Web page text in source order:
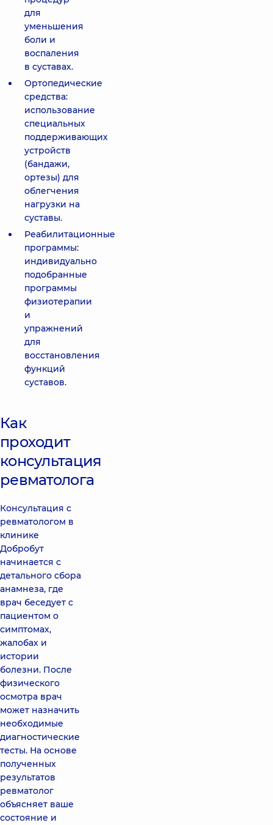
для
уменьшения
боли и
воспаления
в суставах.
Ортопедические
средства:
использование
специальных
поддерживающих
устройств
(бандажи,
ортезы) для
облегчения
нагрузки на
суставы.
Реабилитационные
программы:
индивидуально
подобранные
программы
физиотерапии
и
упражнений
для
восстановления
функций
суставов.
Как
проходит
консультация
ревматолога
Консультация с
ревматологом в
клинике
Добробут
начинается с
детального сбора
анамнеза, где
врач беседует с
пациентом о
симптомах,
жалобах и
истории
болезни. После
физического
осмотра врач
может назначить
необходимые
диагностические
тесты. На основе
полученных
результатов
ревматолог
объясняет ваше
состояние и